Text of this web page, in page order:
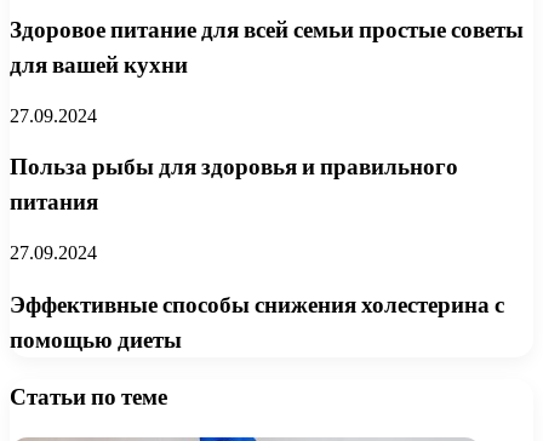
Здоровое питание для всей семьи простые советы
для вашей кухни
27.09.2024
Польза рыбы для здоровья и правильного
питания
27.09.2024
Эффективные способы снижения холестерина с
помощью диеты
Статьи по теме